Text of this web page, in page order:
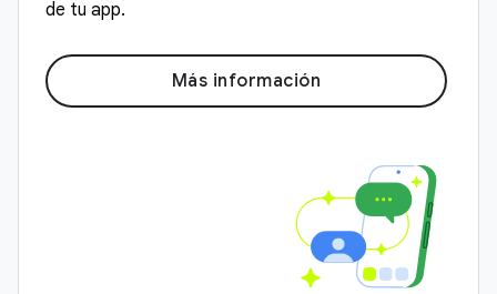
de tu app.
Más información